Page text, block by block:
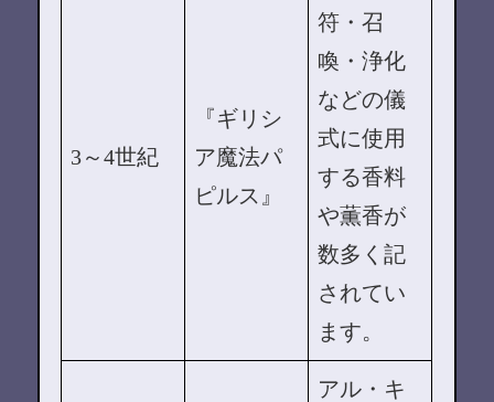
3～4世紀
『ギリシ
ア魔法パ
ピルス』
符・召
喚・浄化
などの儀
式に使用
する香料
や薫香が
数多く記
されてい
ます。
アル・キ